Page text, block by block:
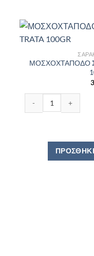
ΜΟΣΧΟΧΤΑΠΟΔΟ
ΜΟΣΧΟΧΤΑΠΟΔΟ ΣΕ